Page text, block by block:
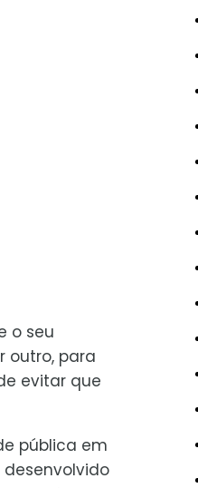
o seu
outro, para
evitar que
pública em